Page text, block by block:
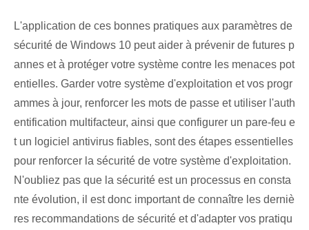
L'application de ces bonnes pratiques aux paramètres de
sécurité de Windows 10 peut aider à prévenir de futures p
annes et à protéger votre système contre les menaces pot
entielles. Garder votre système d'exploitation et vos progr
ammes à jour, renforcer les mots de passe et utiliser l'auth
entification multifacteur, ainsi que configurer un pare-feu e
t un logiciel antivirus fiables, sont des étapes essentielles
pour renforcer la sécurité de votre système d'exploitation.
N'oubliez pas que la sécurité est un processus en consta
nte évolution, il est donc important de connaître les derniè
res recommandations de sécurité et d'adapter vos pratiqu